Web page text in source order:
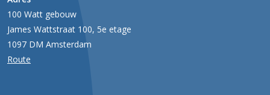
100 Watt gebouw
James Wattstraat 100, 5e etage
1097 DM Amsterdam
Route